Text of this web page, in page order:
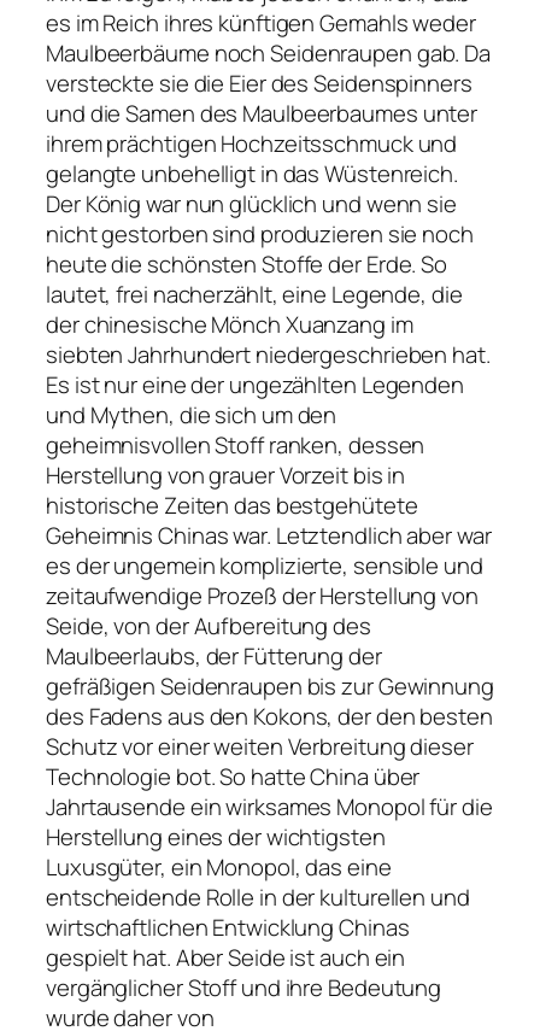
es im Reich ihres künftigen Gemahls weder
Maulbeerbäume noch Seidenraupen gab. Da
versteckte sie die Eier des Seidenspinners
und die Samen des Maulbeerbaumes unter
ihrem prächtigen Hochzeitsschmuck und
gelangte unbehelligt in das Wüstenreich.
Der König war nun glücklich und wenn sie
nicht gestorben sind produzieren sie noch
heute die schönsten Stoffe der Erde. So
lautet, frei nacherzählt, eine Legende, die
der chinesische Mönch Xuanzang im
siebten Jahrhundert niedergeschrieben hat.
Es ist nur eine der ungezählten Legenden
und Mythen, die sich um den
geheimnisvollen Stoff ranken, dessen
Herstellung von grauer Vorzeit bis in
historische Zeiten das bestgehütete
Geheimnis Chinas war. Letztendlich aber war
es der ungemein komplizierte, sensible und
zeitaufwendige Prozeß der Herstellung von
Seide, von der Aufbereitung des
Maulbeerlaubs, der Fütterung der
gefräßigen Seidenraupen bis zur Gewinnung
des Fadens aus den Kokons, der den besten
Schutz vor einer weiten Verbreitung dieser
Technologie bot. So hatte China über
Jahrtausende ein wirksames Monopol für die
Herstellung eines der wichtigsten
Luxusgüter, ein Monopol, das eine
entscheidende Rolle in der kulturellen und
wirtschaftlichen Entwicklung Chinas
gespielt hat. Aber Seide ist auch ein
vergänglicher Stoff und ihre Bedeutung
wurde daher von